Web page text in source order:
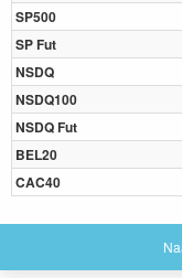
SP500
SP Fut
NSDQ
NSDQ100
NSDQ Fut
BEL20
CAC40